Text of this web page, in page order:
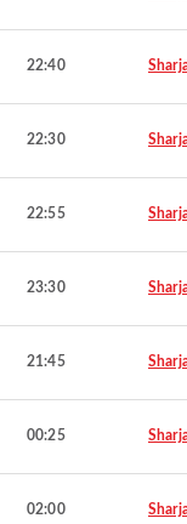
22:40
22:30
22:55
23:30
21:45
00:25
02:00